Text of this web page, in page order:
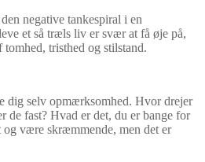
negative tankespiral i en
et så træls liv er svær at få øje på,
tristhed og stilstand.
dig selv opmærksomhed. Hvor drejer
de fast? Hvad er det, du er bange for
og være skræmmende, men det er